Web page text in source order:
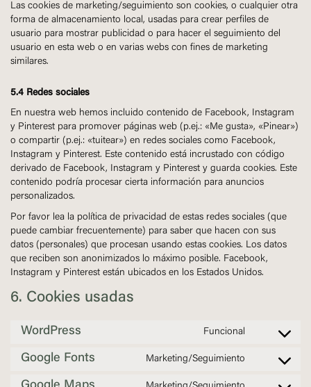
Las cookies de marketing/seguimiento son cookies, o cualquier otra
forma de almacenamiento local, usadas para crear perfiles de
usuario para mostrar publicidad o para hacer el seguimiento del
usuario en esta web o en varias webs con fines de marketing
similares.
5.4 Redes sociales
En nuestra web hemos incluido contenido de Facebook, Instagram
y Pinterest para promover páginas web (p.ej.: «Me gusta», «Pinear»)
o compartir (p.ej.: «tuitear») en redes sociales como Facebook,
Instagram y Pinterest. Este contenido está incrustado con código
derivado de Facebook, Instagram y Pinterest y guarda cookies. Este
contenido podría procesar cierta información para anuncios
personalizados.
Por favor lea la política de privacidad de estas redes sociales (que
puede cambiar frecuentemente) para saber que hacen con sus
datos (personales) que procesan usando estas cookies. Los datos
que reciben son anonimizados lo máximo posible. Facebook,
Instagram y Pinterest están ubicados en los Estados Unidos.
6. Cookies usadas
WordPress Funcional
Consent
service
Google Fonts Marketing/Seguimiento
Consent